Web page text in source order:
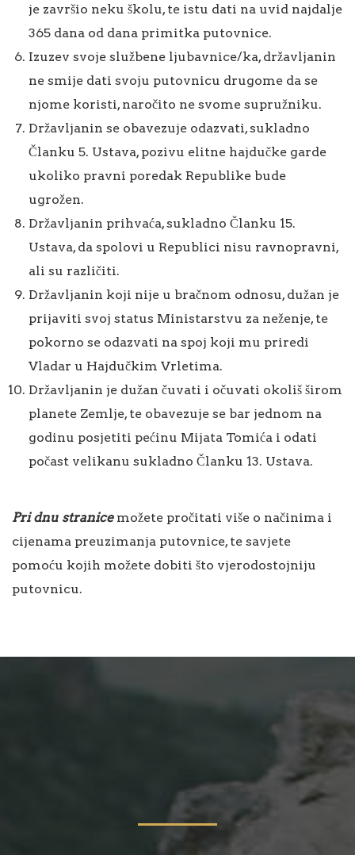
je završio neku školu, te istu dati na uvid najdalje
365 dana od dana primitka putovnice.
Izuzev svoje službene ljubavnice/ka, državljanin
ne smije dati svoju putovnicu drugome da se
njome koristi, naročito ne svome supružniku.
Državljanin se obavezuje odazvati, sukladno
Članku 5. Ustava, pozivu elitne hajdučke garde
ukoliko pravni poredak Republike bude
ugrožen.
Državljanin prihvaća, sukladno Članku 15.
Ustava, da spolovi u Republici nisu ravnopravni,
ali su različiti.
Državljanin koji nije u bračnom odnosu, dužan je
prijaviti svoj status Ministarstvu za neženje, te
pokorno se odazvati na spoj koji mu priredi
Vladar u Hajdučkim Vrletima.
Državljanin je dužan čuvati i očuvati okoliš širom
planete Zemlje, te obavezuje se bar jednom na
godinu posjetiti pećinu Mijata Tomića i odati
počast velikanu sukladno Članku 13. Ustava.
Pri dnu stranice možete pročitati više o načinima i
cijenama preuzimanja putovnice, te savjete
pomoću kojih možete dobiti što vjerodostojniju
putovnicu.